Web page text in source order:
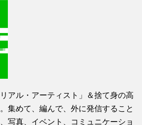
アル・アーティスト」＆捨て身の高
集めて、編んで、外に発信すること
写真、イベント、コミュニケーショ